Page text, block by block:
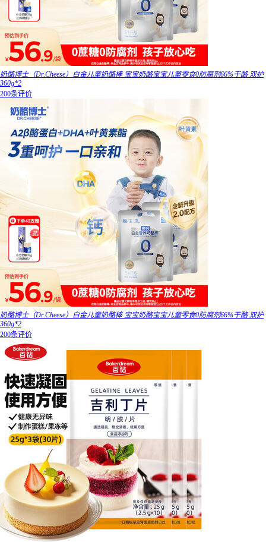
奶酪博士（Dr.Cheese）白金儿童奶酪棒 宝宝奶酪宝宝儿童零食0防腐剂66%干酪 双护
360g*2
200条评价
奶酪博士（Dr.Cheese）白金儿童奶酪棒 宝宝奶酪宝宝儿童零食0防腐剂66%干酪 双护
360g*2
200条评价